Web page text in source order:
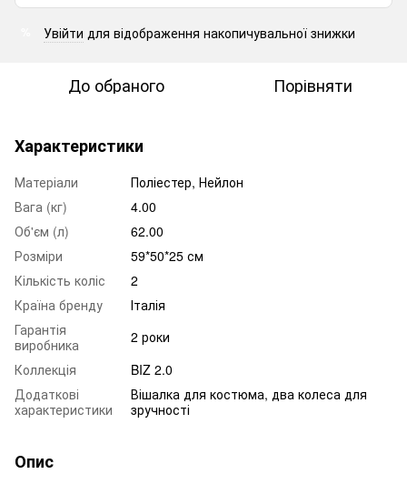
Увійти для відображення накопичувальної знижки
До обраного Порівняти
Характеристики
Матеріали
Поліестер, Нейлон
Вага (кг)
4.00
Об'єм (л)
62.00
Розміри
59*50*25 см
Кількість коліс
2
Країна бренду
Італія
Гарантія
виробника
2 роки
Коллекція
BIZ 2.0
Додаткові
характеристики
Вішалка для костюма, два колеса для
зручності
Опис